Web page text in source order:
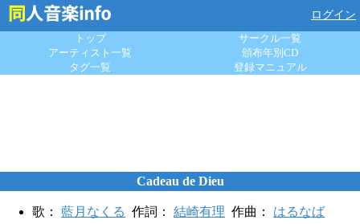
ログイン
トップ
サークル一覧
アーティスト一覧
頒布年別CD
タグ一覧
登録マニュアル
Cadeau de Dieu
歌： 藍月なくる 作詞： 結崎有理 作曲： はるなば